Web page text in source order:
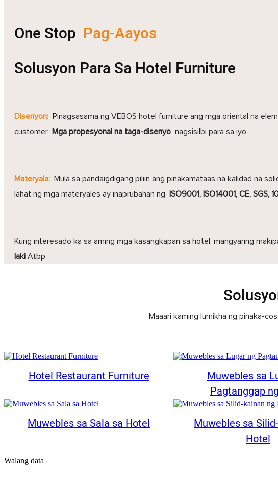
One Stop Pag-Aayos
Solusyon Para Sa Hotel Furniture
Disenyon:
Pinagsasama ng VEBOS hotel furniture ang mga oriental na
customer
Mga propesyonal na taga-disenyo nagsisilbi para sa iyo.
Materyala:
Mula sa pandaigdigang piliin ang pinakamataas na kalidad na
lahat ng mga materyales ay inaprubahan ng
ISO9001, ISO14001, CE,
Kung interesado ka sa aming mga kasangkapan sa hotel, mangyaring
lakiAtbp.
Maaari kaming lumikha ng pinaka-
Hotel Restaurant Furniture
Muwebles sa
Pagtanggap
Muwebles sa Sala sa Hotel
Muwebles sa
Hotel
Walang data